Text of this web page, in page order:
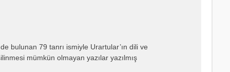
bulunan 79 tanrı ismiyle Urartular’ın dili ve
mümkün olmayan yazılar yazılmış